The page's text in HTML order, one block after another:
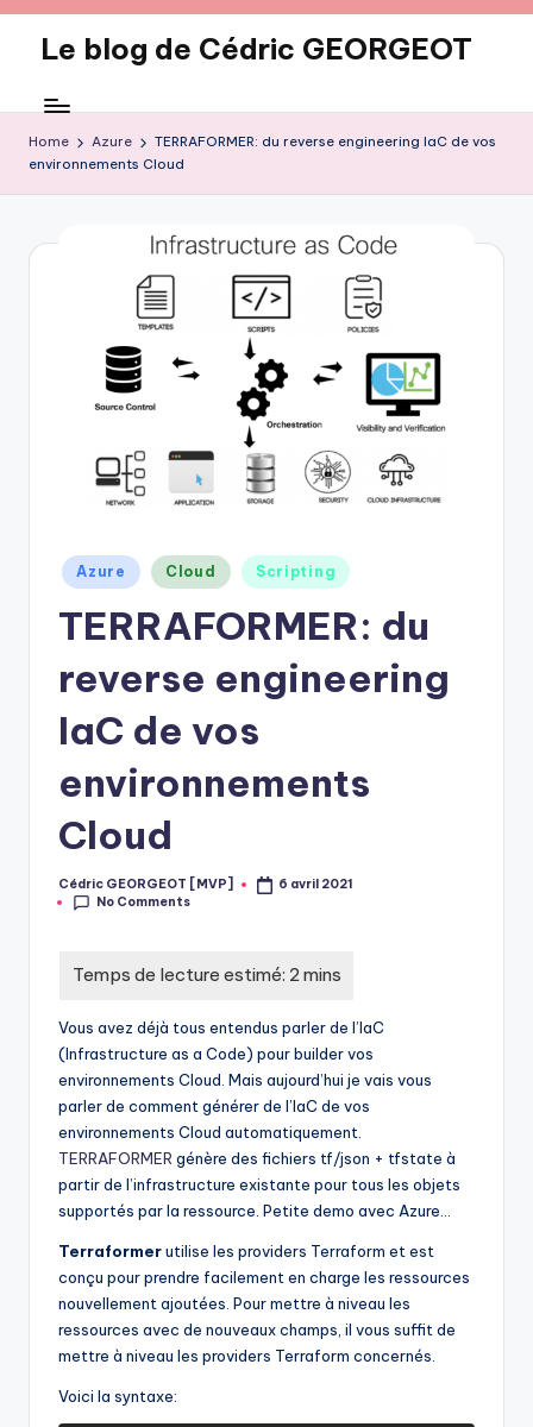
content
Le blog de Cédric GEORGEOT
Home Azure
TERRAFORMER: du reverse engineering IaC de vos
environnements Cloud
Posted
in
Azure Cloud Scripting
TERRAFORMER: du
reverse engineering
IaC de vos
environnements
Cloud
Posted
by
Cédric GEORGEOT [MVP]
6 avril 2021
No Comments
Vous avez déjà tous entendus parler de l’IaC
(Infrastructure as a Code) pour builder vos
environnements Cloud. Mais aujourd’hui je vais vous
parler de comment générer de l’IaC de vos
environnements Cloud automatiquement.
TERRAFORMER génère des fichiers tf/json + tfstate à
partir de l’infrastructure existante pour tous les objets
supportés par la ressource. Petite demo avec Azure…
Terraformerutilise les providers Terraform et est
conçu pour prendre facilement en charge les ressources
nouvellement ajoutées. Pour mettre à niveau les
ressources avec de nouveaux champs, il vous suffit de
mettre à niveau les providers Terraform concernés.
Voici la syntaxe: